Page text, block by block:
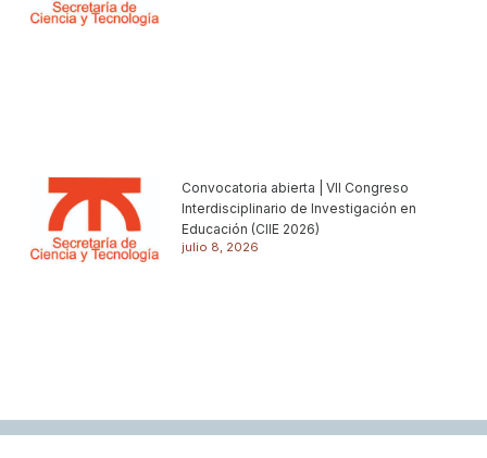
Convocatoria abierta | VII Congreso
Interdisciplinario de Investigación en
Educación (CIIE 2026)
julio 8, 2026